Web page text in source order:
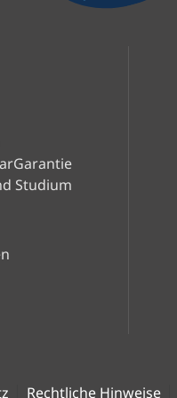
Studium
Rechtliche Hinweise